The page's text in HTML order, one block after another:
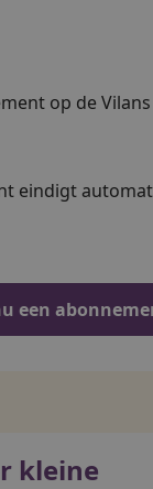
op de
eindigt
een
kleine